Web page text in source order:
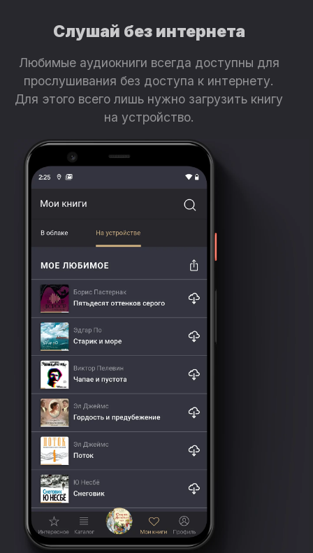
Слушай без интернета
Любимые аудиокниги всегда доступны для
прослушивания без доступа к интернету.
Для этого всего лишь нужно загрузить книгу
на устройство.